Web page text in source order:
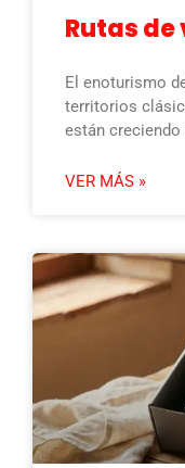
Rutas
El enoturismo
territorios
están creciendo
VER MÁS »